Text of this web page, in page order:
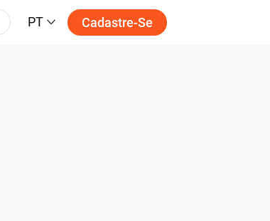
PT Cadastre-Se